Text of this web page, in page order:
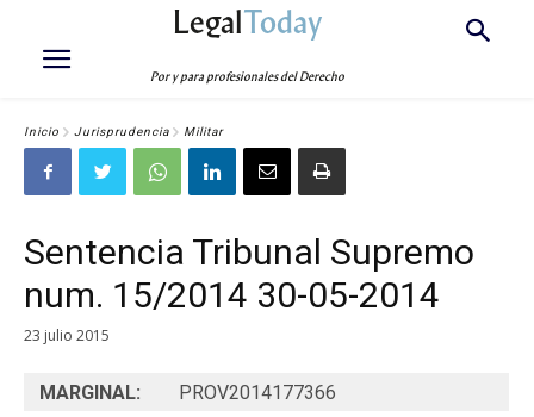
LegalToday
Por y para profesionales del Derecho
Inicio Jurisprudencia Militar
Sentencia Tribunal Supremo
num. 15/2014 30-05-2014
23 julio 2015
MARGINAL: PROV2014177366